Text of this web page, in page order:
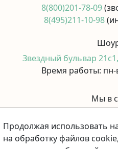
8(800)201-78-09
8(495)211-10-98
Звездный бульвар
Время работы: пн-
Мы в
Принимаем
Продолжая использовать
на обработку файлов